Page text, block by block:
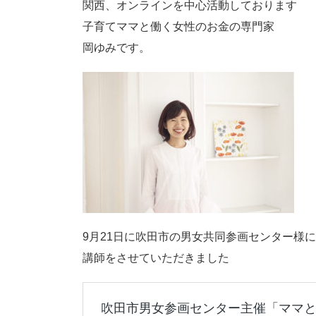
関西、オンラインを中心活動しております
子育てママと働く女性のお金の専門家
岡ゆみです。
9月21日に吹田市の男女共同参画センター様
講師をさせていただきました